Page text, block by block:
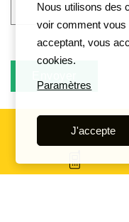
Nous utilisons des
voir comment
acceptant, vous
cookies.
Paramètres
J'accepte